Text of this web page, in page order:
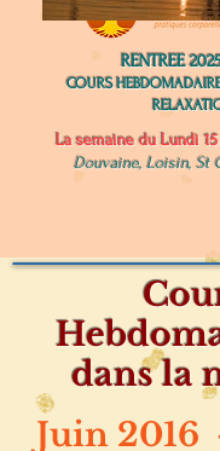
RENTREE
COURS
La semaine du Lundi
Douvaine, Loisin, St
dans la
Juin 2016